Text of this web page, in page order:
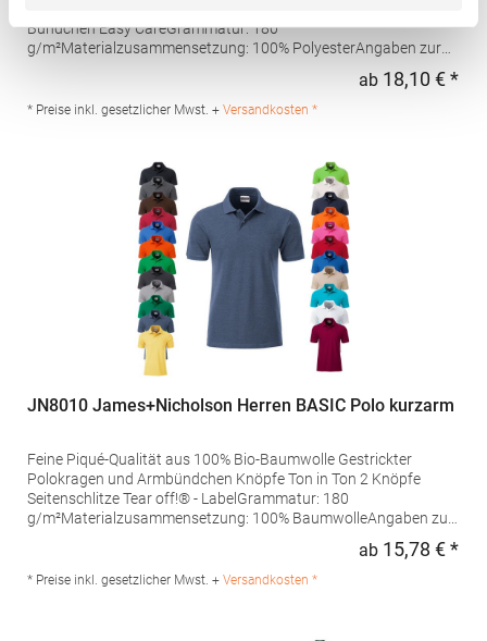
Bündchen Easy CareGrammatur: 180
g/m²Materialzusammensetzung: 100% PolyesterAngaben zur
Kingsfordweg 151 1043GR Amsterdam Niederlande E-Mail:
marketing@henbury.com
ab 18,10 € *
* Preise inkl. gesetzlicher Mwst. + Versandkosten *
JN8010 James+Nicholson Herren BASIC Polo kurzarm
Feine Piqué-Qualität aus 100% Bio-Baumwolle Gestrickter
Polokragen und Armbündchen Knöpfe Ton in Ton 2 Knöpfe
Seitenschlitze Tear off!® - LabelGrammatur: 180
g/m²Materialzusammensetzung: 100% BaumwolleAngaben zur
GmbH Vor dem Weißen Stein 25-31 72461 Albstadt Deutschland
E-Mail: info@daiber.de
ab 15,78 € *
* Preise inkl. gesetzlicher Mwst. + Versandkosten *